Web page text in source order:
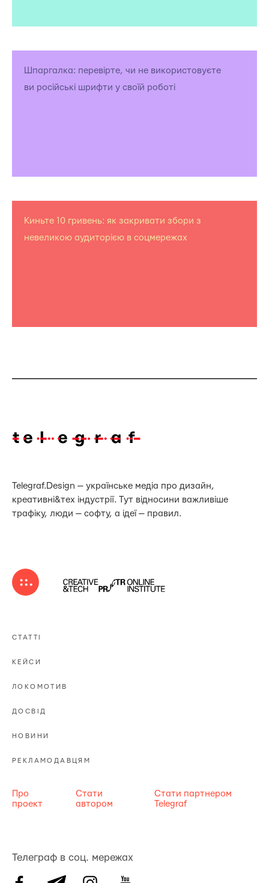
Шпаргалка: перевірте, чи не використовуєте
ви російські шрифти у своїй роботі
Киньте 10 гривень: як закривати збори з
невеликою аудиторією в соцмережах
Telegraf.Design — українське медіа про дизайн,
креативні&тех індустрії. Тут відносини важливіше
трафіку, люди — софту, а ідеї — правил.
СТАТТІ
КЕЙСИ
ЛОКОМОТИВ
ДОСВІД
НОВИНИ
РЕКЛАМОДАВЦЯМ
Про
проект
Стати
автором
Стати партнером
Telegraf
Телеграф в соц. мережах